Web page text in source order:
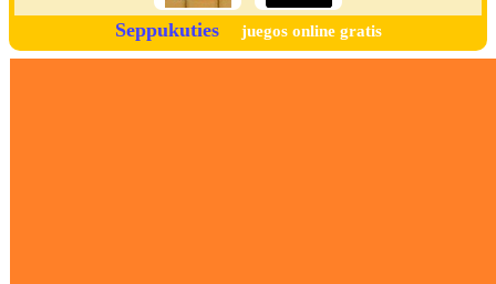
Seppukuties juegos online gratis